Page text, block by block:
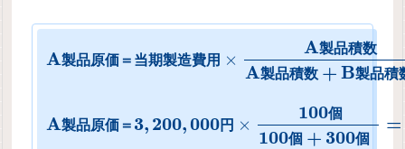
A製品原価＝ 当期製造費用 ×
A製品積数
A製品積数 + B製品積
A製品原価＝ 3, 200,000円 ×
100個
100個 + 300個
=